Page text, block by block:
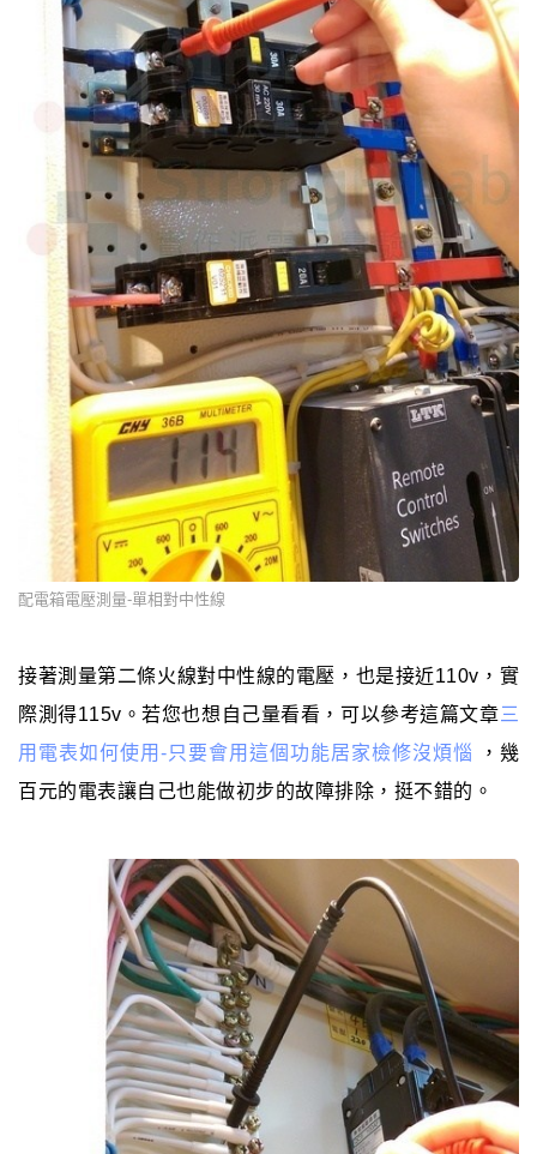
配電箱電壓測量-單相對中性線
接著測量第二條火線對中性線的電壓，也是接近110v，實
際測得115v。若您也想自己量看看，可以參考這篇文章三
用電表如何使用-只要會用這個功能居家檢修沒煩惱 ，幾
百元的電表讓自己也能做初步的故障排除，挺不錯的。